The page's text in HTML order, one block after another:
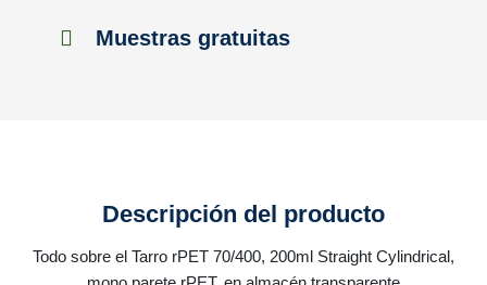
Muestras gratuitas
Descripción del producto
Todo sobre el Tarro rPET 70/400, 200ml Straight Cylindrical,